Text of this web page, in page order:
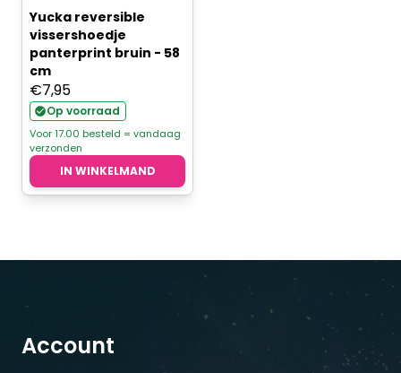
Yucka reversible
vissershoedje
panterprint bruin - 58
cm
€7,95
Op voorraad
Voor 17.00 besteld = vandaag
verzonden
IN WINKELMAND
Account